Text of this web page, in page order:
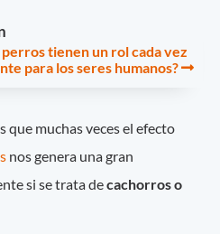
perros tienen un rol cada vez
para los seres humanos?
que muchas veces el efecto
nos genera una gran
si se trata decachorros o